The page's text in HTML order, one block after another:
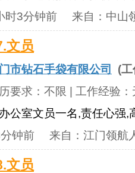
时3分钟前 来自： 中山
文员
市钻石手袋有限公司
(
要求： 不限 | 工作经验：
公室文员一名,责任心强
钟前 来自： 江门领航
文员